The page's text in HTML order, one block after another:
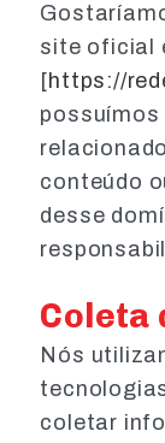
site oficial
[https://
conteúdo
desse
Coleta
Nós
coletar